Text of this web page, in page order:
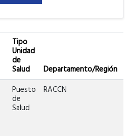
Tipo
Unidad
de
Salud Departamento/Región
Puesto
de
Salud
RACCN